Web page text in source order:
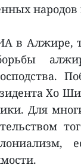
в Алжире,
Хо
Для